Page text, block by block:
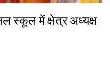
स्कूल में क्षेत्र अध्यक्ष